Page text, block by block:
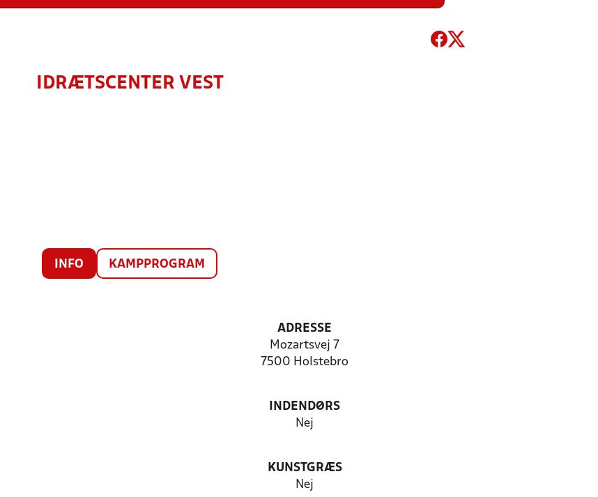
IDRÆTSCENTER VEST
INFO KAMPPROGRAM
ADRESSE
Mozartsvej 7
7500 Holstebro
INDENDØRS
Nej
KUNSTGRÆS
Nej